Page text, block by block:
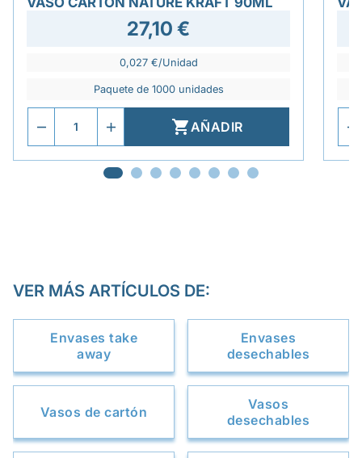
27,10 €
0,027 €/Unidad
Paquete de 1000 unidades
AÑADIR
VER MÁS ARTÍCULOS DE:
Envases take
away
Envases
desechables
Vasos de cartón
Vasos
desechables